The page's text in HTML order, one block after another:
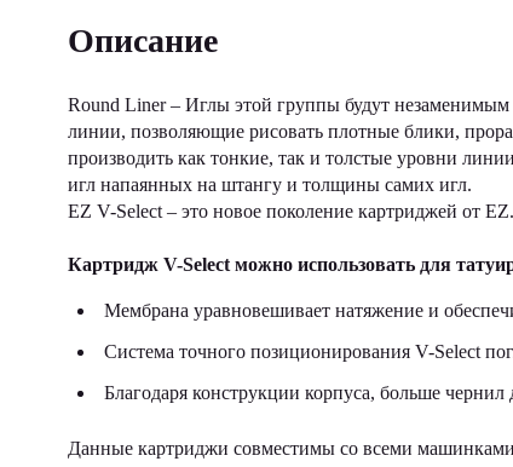
Описание
Round Liner – Иглы этой группы будут
линии, позволяющие рисовать плотные блики,
производить как тонкие, так и толстые уровни
игл напаянных на штангу и толщины самих игл.
EZ V-Select – это новое поколение картриджей от EZ.
Картридж V-Select можно использовать для
Мембрана уравновешивает натяжение и
Система точного позиционирования V-Select
Благодаря конструкции корпуса, больше
Данные картриджи совместимы со всеми